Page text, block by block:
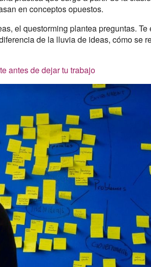
en conceptos opuestos.
el questorming plantea preguntas. Te
de la lluvia de ideas, cómo se
antes de dejar tu trabajo